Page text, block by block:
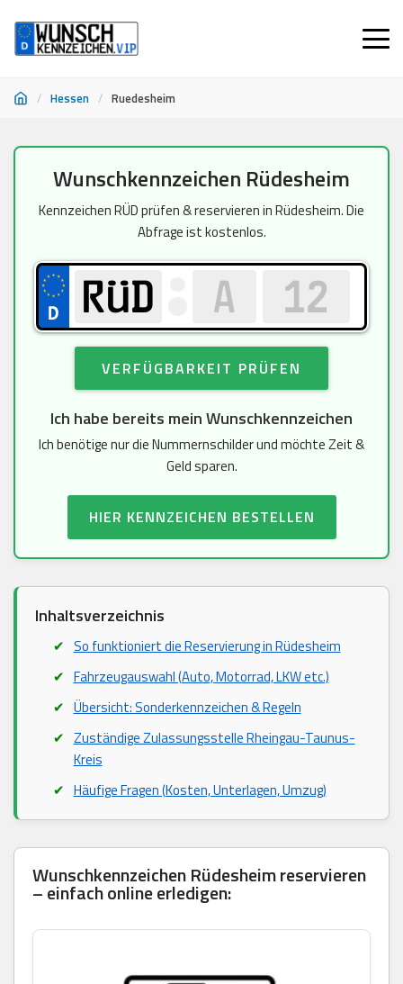
/ Hessen / Ruedesheim
springen
Wunschkennzeichen Rüdesheim
Kennzeichen RÜD prüfen & reservieren in Rüdesheim. Die
Abfrage ist kostenlos.
VERFÜGBARKEIT PRÜFEN
Ich habe bereits mein Wunschkennzeichen
Ich benötige nur die Nummernschilder und möchte Zeit &
Geld sparen.
HIER KENNZEICHEN BESTELLEN
Inhaltsverzeichnis
So funktioniert die Reservierung in Rüdesheim
Fahrzeugauswahl (Auto, Motorrad, LKW etc.)
Übersicht: Sonderkennzeichen & Regeln
Zuständige Zulassungsstelle Rheingau-Taunus-
Kreis
Häufige Fragen (Kosten, Unterlagen, Umzug)
Wunschkennzeichen Rüdesheim reservieren
– einfach online erledigen: